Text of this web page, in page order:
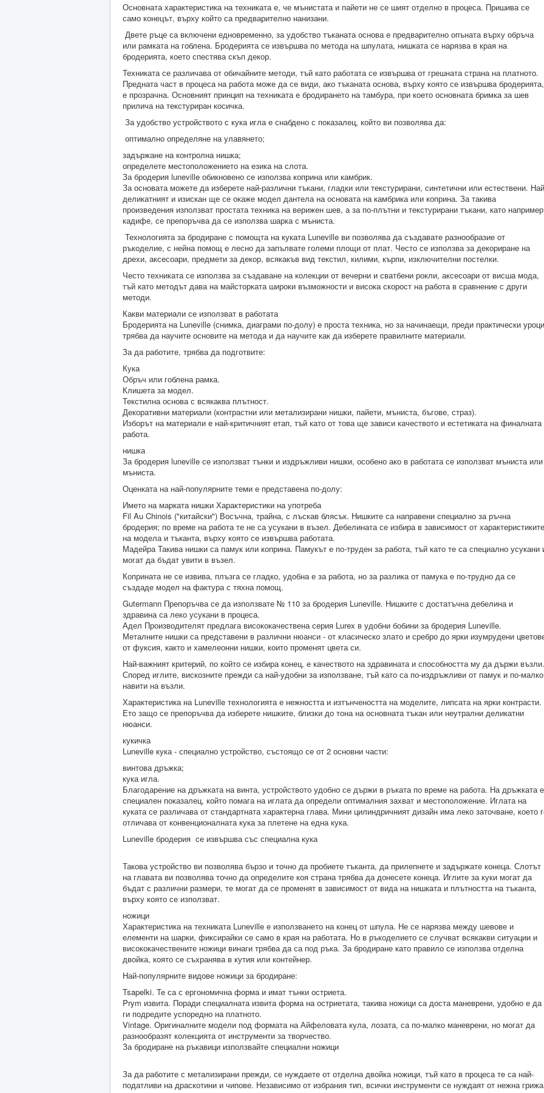
Основната характеристика на техниката е, че мънистата и пайети не се шият отделно в процеса. Пришива се
само конецът, върху който са предварително нанизани.
Двете ръце са включени едновременно, за удобство тъканата основа е предварително опъната върху обръча
или рамката на гоблена. Бродерията се извършва по метода на шпулата, нишката се нарязва в края на
бродерията, което спестява скъп декор.
Техниката се различава от обичайните методи, тъй като работата се извършва от грешната страна на платното.
Предната част в процеса на работа може да се види, ако тъканата основа, върху която се извършва бродерията,
е прозрачна. Основният принцип на техниката е бродирането на тамбура, при което основната бримка за шев
прилича на текстуриран косичка.
За удобство устройството с кука игла е снабдено с показалец, който ви позволява да:
оптимално определяне на улавянето;
задържане на контролна нишка;
определете местоположението на езика на слота.
За бродерия luneville обикновено се използва коприна или камбрик.
За основата можете да изберете най-различни тъкани, гладки или текстурирани, синтетични или естествени.
деликатният и изискан ще се окаже модел дантела на основата на камбрика или коприна. За такива
произведения използват простата техника на верижен шев, а за по-плътни и текстурирани тъкани, като например
кадифе, се препоръчва да се използва шарка с мъниста.
Технологията за бродиране с помощта на куката Luneville ви позволява да създавате разнообразие от
ръкоделие, с нейна помощ е лесно да запълвате големи площи от плат. Често се използва за декориране на
дрехи, аксесоари, предмети за декор, всякакъв вид текстил, килими, кърпи, изключителни постелки.
Често техниката се използва за създаване на колекции от вечерни и сватбени рокли, аксесоари от висша мода,
тъй като методът дава на майсторката широки възможности и висока скорост на работа в сравнение с други
методи.
Какви материали се използват в работата
Бродерията на Luneville (снимка, диаграми по-долу) е проста техника, но за начинаещи, преди практически
трябва да научите основите на метода и да научите как да изберете правилните материали.
За да работите, трябва да подготвите:
Кука
Обръч или гоблена рамка.
Клишета за модел.
Текстилна основа с всякаква плътност.
Декоративни материали (контрастни или метализирани нишки, пайети, мъниста, бъгове, страз).
Изборът на материали е най-критичният етап, тъй като от това ще зависи качеството и естетиката на финалната
работа.
нишка
За бродерия luneville се използват тънки и издръжливи нишки, особено ако в работата се използват мъниста или
мъниста.
Оценката на най-популярните теми е представена по-долу:
Името на марката нишки Характеристики на употреба
Fil Au Chinois ("китайски") Восъчна, трайна, с лъскав блясък. Нишките са направени специално за ръчна
бродерия; по време на работа те не са усукани в възел. Дебелината се избира в зависимост от характеристиките
на модела и тъканта, върху която се извършва работата.
Мадейра Такива нишки са памук или коприна. Памукът е по-труден за работа, тъй като те са специално усукани
могат да бъдат увити в възел.
Коприната не се извива, плъзга се гладко, удобна е за работа, но за разлика от памука е по-трудно да се
създаде модел на фактура с тяхна помощ.
Gutermann Препоръчва се да използвате № 110 за бродерия Luneville. Нишките с достатъчна дебелина и
здравина са леко усукани в процеса.
Адел Производителят предлага висококачествена серия Lurex в удобни бобини за бродерия Luneville.
Металните нишки са представени в различни нюанси - от класическо злато и сребро до ярки изумрудени
от фуксия, както и хамелеонни нишки, които променят цвета си.
Най-важният критерий, по който се избира конец, е качеството на здравината и способността му да държи възли.
Според иглите, вискозните прежди са най-удобни за използване, тъй като са по-издръжливи от памук и по-малко
навити на възли.
Характеристика на Luneville технологията е нежността и изтънчеността на моделите, липсата на ярки контрасти.
Ето защо се препоръчва да изберете нишките, близки до тона на основната тъкан или неутрални деликатни
нюанси.
кукичка
Luneville кука - специално устройство, състоящо се от 2 основни части:
винтова дръжка;
кука игла.
Благодарение на дръжката на винта, устройството удобно се държи в ръката по време на работа. На дръжката е
специален показалец, който помага на иглата да определи оптималния захват и местоположение. Иглата на
куката се различава от стандартната характерна глава. Мини цилиндричният дизайн има леко заточване, което
отличава от конвенционалната кука за плетене на една кука.
Luneville бродерия се извършва със специална кука
Такова устройство ви позволява бързо и точно да пробиете тъканта, да прилепнете и задържате конеца. Слотът
на главата ви позволява точно да определите коя страна трябва да донесете конеца. Иглите за куки могат да
бъдат с различни размери, те могат да се променят в зависимост от вида на нишката и плътността на тъканта,
върху която се използват.
ножици
Характеристика на техниката Luneville е използването на конец от шпула. Не се нарязва между шевове и
елементи на шарки, фиксирайки се само в края на работата. Но в ръкоделието се случват всякакви ситуации и
висококачествените ножици винаги трябва да са под ръка. За бродиране като правило се използва отделна
двойка, която се съхранява в кутия или контейнер.
Най-популярните видове ножици за бродиране:
Tsapelki. Те са с ергономична форма и имат тънки остриета.
Prym извита. Поради специалната извита форма на остриетата, такива ножици са доста маневрени, удобно е да
ги подредите успоредно на платното.
Vintage. Оригиналните модели под формата на Айфеловата кула, лозата, са по-малко маневрени, но могат да
разнообразят колекцията от инструменти за творчество.
За бродиране на ръкавици използвайте специални ножици
За да работите с метализирани прежди, се нуждаете от отделна двойка ножици, тъй като в процеса те са най-
податливи на драскотини и чипове. Независимо от избрания тип, всички инструменти се нуждаят от нежна грижа